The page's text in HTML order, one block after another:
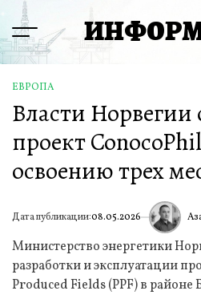
Перейти
содержимому
Menu
ОПУБЛИКОВАНО
В
ЕВРОПА
Власти
проект
освоению трех
Дата публикации:08.05.2026 ИА
Министерство энергетики
разработки и эксплуатации
Produced Fields (PPF) в